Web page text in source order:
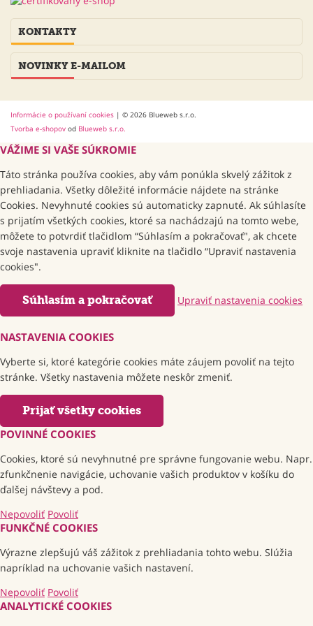
KONTAKTY
NOVINKY E-MAILOM
Informácie o používaní cookies | © 2026 Blueweb s.r.o.
Tvorba e-shopov od Blueweb s.r.o.
VÁŽIME SI VAŠE SÚKROMIE
Táto stránka používa cookies, aby vám ponúkla skvelý zážitok z
prehliadania. Všetky dôležité informácie nájdete na stránke
Cookies. Nevyhnuté cookies sú automaticky zapnuté. Ak súhlasíte
s prijatím všetkých cookies, ktoré sa nachádzajú na tomto webe,
môžete to potvrdiť tlačidlom “Súhlasím a pokračovať", ak chcete
svoje nastavenia upraviť kliknite na tlačidlo “Upraviť nastavenia
cookies".
Súhlasím a pokračovať Upraviť nastavenia cookies
NASTAVENIA COOKIES
Vyberte si, ktoré kategórie cookies máte záujem povoliť na tejto
stránke. Všetky nastavenia môžete neskôr zmeniť.
Prijať všetky cookies
POVINNÉ COOKIES
Cookies, ktoré sú nevyhnutné pre správne fungovanie webu. Napr.
zfunkčnenie navigácie, uchovanie vašich produktov v košíku do
ďalšej návštevy a pod.
Nepovoliť Povoliť
FUNKČNÉ COOKIES
Výrazne zlepšujú váš zážitok z prehliadania tohto webu. Slúžia
napríklad na uchovanie vašich nastavení.
Nepovoliť Povoliť
ANALYTICKÉ COOKIES